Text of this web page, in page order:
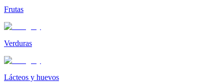
Frutas
Verduras
Lácteos y huevos